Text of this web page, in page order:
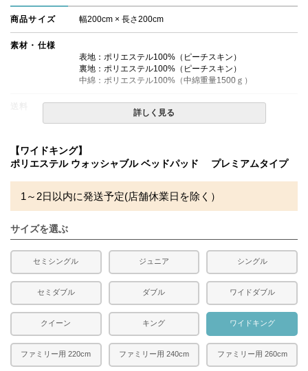
商品サイズ 幅200cm × 長さ200cm
素材・仕様
表地：ポリエステル100%（ピーチスキン）
裏地：ポリエステル100%（ピーチスキン）
中綿：ポリエステル100%（中綿重量1500ｇ）
無料
・タンブラー乾燥機のご使用は絶対にお避けください。
・洗濯ネットをご使用の上、単独洗いをお勧めします。
・配送日指定OK！
発生する場合がございます。また発送予定も変更になる場
合があります。
※できる限り実際の色を再現するよう心がけております
承ください。
詳しく見る
【ワイドキング】
ポリエステル ウォッシャブル ベッドパッド プレミアムタイプ
1～2日以内に発送予定(店舗休業日を除く）
サイズを選ぶ
セミシングル ジュニア シングル
セミダブル ダブル ワイドダブル
クイーン キング ワイドキング
ファミリー用 220cm ファミリー用 240cm ファミリー用 260cm